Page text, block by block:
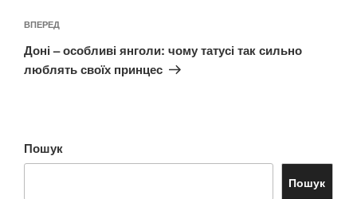
Наступний
запис
ВПЕРЕД
Доні – особливі янголи: чому татусі так сильно
люблять своїх принцес
Пошук
Пошук